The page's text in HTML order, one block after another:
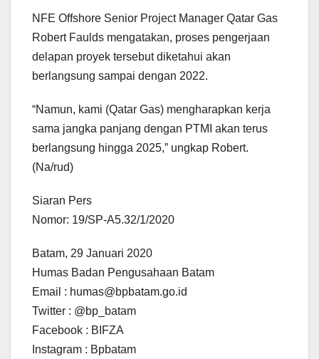
NFE Offshore Senior Project Manager Qatar Gas
Robert Faulds mengatakan, proses pengerjaan
delapan proyek tersebut diketahui akan
berlangsung sampai dengan 2022.
“Namun, kami (Qatar Gas) mengharapkan kerja
sama jangka panjang dengan PTMI akan terus
berlangsung hingga 2025,” ungkap Robert.
(Na/rud)
Siaran Pers
Nomor: 19/SP-A5.32/1/2020
Batam, 29 Januari 2020
Humas Badan Pengusahaan Batam
Email : humas@bpbatam.go.id
Twitter : @bp_batam
Facebook : BIFZA
Instagram : Bpbatam